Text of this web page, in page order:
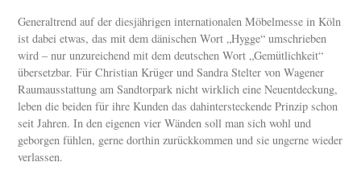
Generaltrend auf der diesjährigen internationalen Möbelmesse in Köln
ist dabei etwas, das mit dem dänischen Wort „Hygge“ umschrieben
wird – nur unzureichend mit dem deutschen Wort „Gemütlichkeit“
übersetzbar. Für Christian Krüger und Sandra Stelter von Wagener
Raumausstattung am Sandtorpark nicht wirklich eine Neuentdeckung,
leben die beiden für ihre Kunden das dahintersteckende Prinzip schon
seit Jahren. In den eigenen vier Wänden soll man sich wohl und
geborgen fühlen, gerne dorthin zurückkommen und sie ungerne wieder
verlassen.